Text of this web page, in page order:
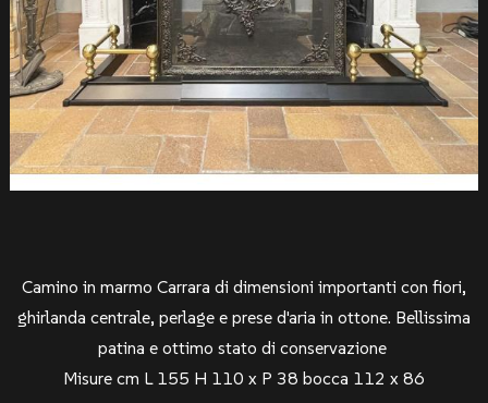
Camino in marmo Carrara di dimensioni importanti con fiori,
ghirlanda centrale, perlage e prese d'aria in ottone. Bellissima
patina e ottimo stato di conservazione
Misure cm L 155 H 110 x P 38 bocca 112 x 86